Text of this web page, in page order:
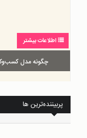
اطلاعات بیشتر
چگونه مدل
پربیننده‌ترین ها